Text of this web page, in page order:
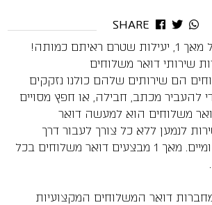
SHARE
כמותה!
שירותי דואר משלוחים
הם שירותים שלהם כולנו נזקקים
להעביר מכתב, חבילה, או חפץ מסויים
משלוחים הוא למעשה דואר
לנמען ללא כל צורך לעבור דרך
סניפי הדואר המקומיים. מאך 1 מבצעים דואר משלוחים בכל
מחברות דואר המשלוחים המקצועיות